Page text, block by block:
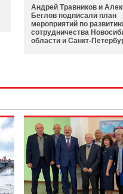
Андрей Травников и
Беглов подписали план
мероприятий по развитию
сотрудничества
области и Санкт-